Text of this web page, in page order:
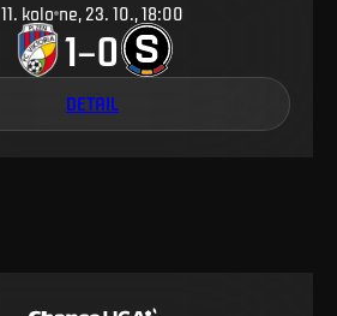
11. kolo ne, 23. 10., 18:00
1–0
DETAIL